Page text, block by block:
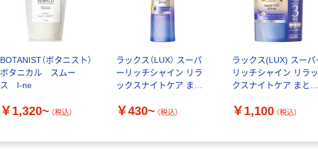
BOTANIST（ボタニスト）
ボタニカル スムー
ス I-ne
￥1,320~ （税込）
ラックス（LUX） スーパ
ーリッチシャイン リラ
ックスナイトケア まと
￥430~ （税込）
ラックス(LUX) スーパー
リッチシャイン リラッ
クスナイトケア まとま
替 840g ユニリーバ
￥1,100 （税込）